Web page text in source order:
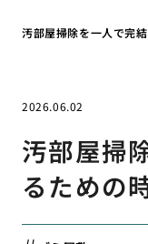
汚部屋掃除を一人で完
2026.06.02
汚部屋掃
るための